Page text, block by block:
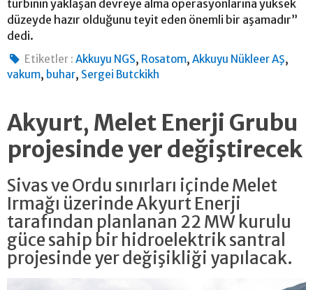
türbinin yaklaşan devreye alma operasyonlarına yüksek
düzeyde hazır olduğunu teyit eden önemli bir aşamadır”
dedi.
Etiketler : Akkuyu NGS, Rosatom,Akkuyu Nükleer AŞ,
vakum, buhar, Sergei Butckikh
Akyurt, Melet Enerji Grubu
projesinde yer değiştirecek
Sivas ve Ordu sınırları içinde Melet
Irmağı üzerinde Akyurt Enerji
tarafından planlanan 22 MW kurulu
güce sahip bir hidroelektrik santral
projesinde yer değişikliği yapılacak.